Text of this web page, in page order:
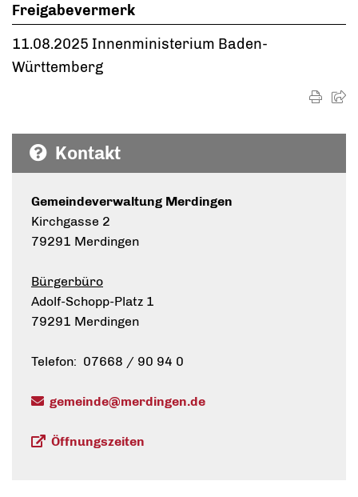
Freigabevermerk
11.08.2025 Innenministerium Baden-
Württemberg
Kontakt
Gemeindeverwaltung Merdingen
Kirchgasse 2
79291 Merdingen
Bürgerbüro
Adolf-Schopp-Platz 1
79291 Merdingen
Telefon: 07668 / 90 94 0
gemeinde@merdingen.de
Öffnungszeiten